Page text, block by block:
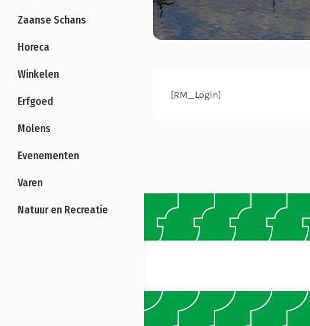
Zaanse Schans
Horeca
Winkelen
Erfgoed
Molens
Evenementen
Varen
Natuur en Recreatie
[RM_Login]